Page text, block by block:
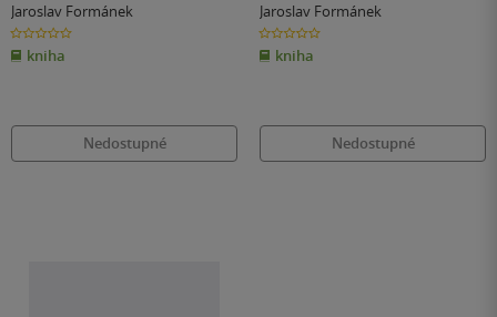
Jaroslav Formánek
0.0
z
5
hvězdiček
kniha
Nedostupné
Jaroslav Formánek
0.0
z
5
hvězdiček
kniha
Nedostupné